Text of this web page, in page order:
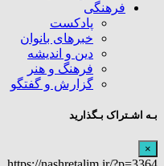
فرهنگی
پادکست
خبرهای بانوان
دین و اندیشه
فرهنگ و هنر
گزارش و گفتگو
بـه اشـتراک بـگذارید
×